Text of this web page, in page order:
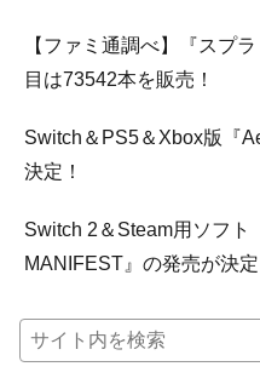
【ファミ通調べ】『スプ
目は73542本を販売！
Switch＆PS5＆Xbox版『
決定！
Switch 2＆Steam用ソフト
MANIFEST』の発売が決定